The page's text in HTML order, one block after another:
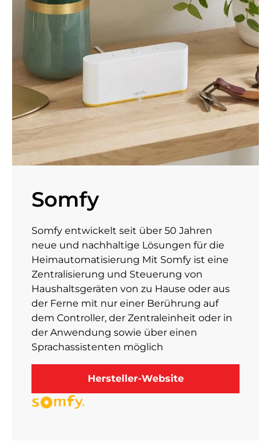
Somfy
Somfy entwickelt seit über 50 Jahren
neue und nachhaltige Lösungen für die
Heimautomatisierung Mit Somfy ist eine
Zentralisierung und Steuerung von
Haushaltsgeräten von zu Hause oder aus
der Ferne mit nur einer Berührung auf
dem Controller, der Zentraleinheit oder in
der Anwendung sowie über einen
Sprachassistenten möglich
Hersteller-Website